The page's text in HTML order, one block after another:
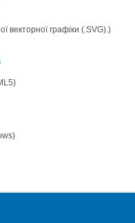
векторної графіки (.SVG).)